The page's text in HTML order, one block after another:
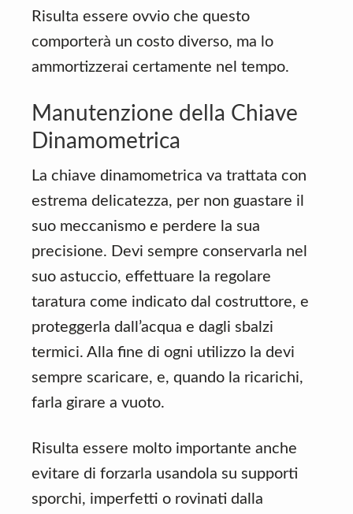
Risulta essere ovvio che questo
comporterà un costo diverso, ma lo
ammortizzerai certamente nel tempo.
Manutenzione della Chiave
Dinamometrica
La chiave dinamometrica va trattata con
estrema delicatezza, per non guastare il
suo meccanismo e perdere la sua
precisione. Devi sempre conservarla nel
suo astuccio, effettuare la regolare
taratura come indicato dal costruttore, e
proteggerla dall’acqua e dagli sbalzi
termici. Alla fine di ogni utilizzo la devi
sempre scaricare, e, quando la ricarichi,
farla girare a vuoto.
Risulta essere molto importante anche
evitare di forzarla usandola su supporti
sporchi, imperfetti o rovinati dalla